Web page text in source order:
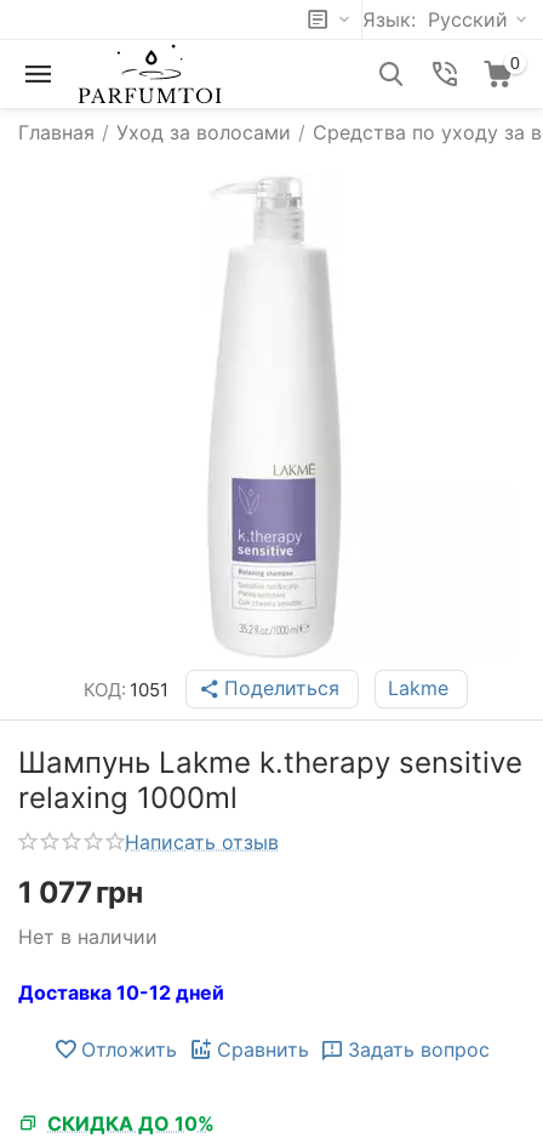
Язык: Русский
0
Главная / Уход за волосами / Средства по уходу за
КОД: 1051 Поделиться Lakme
Шампунь Lakme k.therapy sensitive
relaxing 1000ml
Написать отзыв
1 077грн
Нет в наличии
Доставка 10-12 дней
Отложить Сравнить Задать вопрос
СКИДКА ДО 10%